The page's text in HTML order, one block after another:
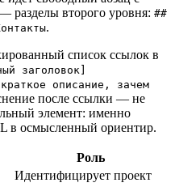
разделы второго уровня: ##
.
список ссылок в
заголовок]
описание, зачем
после ссылки — не
элемент: именно
в осмысленный ориентир.
Роль
Идентифицирует проект